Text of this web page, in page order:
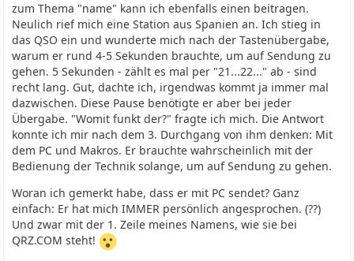
zum Thema "name" kann ich ebenfalls einen beitragen.
Neulich rief mich eine Station aus Spanien an. Ich stieg in
das QSO ein und wunderte mich nach der Tastenübergabe,
warum er rund 4-5 Sekunden brauchte, um auf Sendung zu
gehen. 5 Sekunden - zählt es mal per "21...22..." ab - sind
recht lang. Gut, dachte ich, irgendwas kommt ja immer mal
dazwischen. Diese Pause benötigte er aber bei jeder
Übergabe. "Womit funkt der?" fragte ich mich. Die Antwort
konnte ich mir nach dem 3. Durchgang von ihm denken: Mit
dem PC und Makros. Er brauchte wahrscheinlich mit der
Bedienung der Technik solange, um auf Sendung zu gehen.
Woran ich gemerkt habe, dass er mit PC sendet? Ganz
einfach: Er hat mich IMMER persönlich angesprochen. (??)
Und zwar mit der 1. Zeile meines Namens, wie sie bei
QRZ.COM steht!